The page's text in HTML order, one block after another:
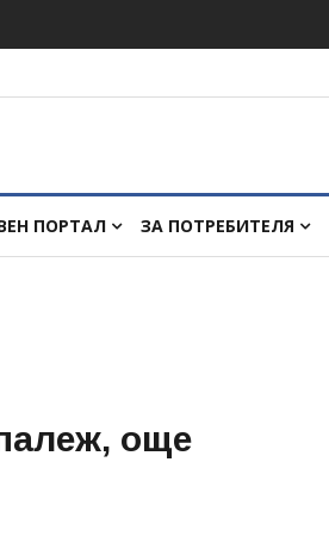
ПОРТАЛ ЗА ПОТРЕБИТЕЛЯ
още